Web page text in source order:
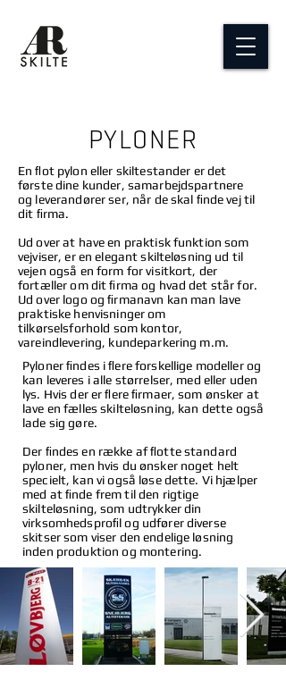
PYLONER
En ﬂot pylon eller skiltestander er det
første dine kunder, samarbejdspartnere
og leverandører ser, når de skal ﬁnde vej til
dit ﬁrma.
Ud over at have en praktisk funktion som
vejviser, er en elegant skilteløsning ud til
vejen også en form for visitkort, der
fortæller om dit ﬁrma og hvad det står for.
Ud over logo og ﬁrmanavn kan man lave
praktiske henvisninger om
tilkørselsforhold som kontor,
vareindlevering, kundeparkering m.m.
Pyloner ﬁndes i ﬂere forskellige modeller og
kan leveres i alle størrelser, med eller uden
lys. Hvis der er ﬂere ﬁrmaer, som ønsker at
lave en fælles skilteløsning, kan dette også
lade sig gøre.
Der ﬁndes en række af ﬂotte standard
pyloner, men hvis du ønsker noget helt
specielt, kan vi også løse dette. Vi hjælper
med at ﬁnde frem til den rigtige
skilteløsning, som udtrykker din
virksomhedsproﬁl og udfører diverse
skitser som viser den endelige løsning
inden produktion og montering.